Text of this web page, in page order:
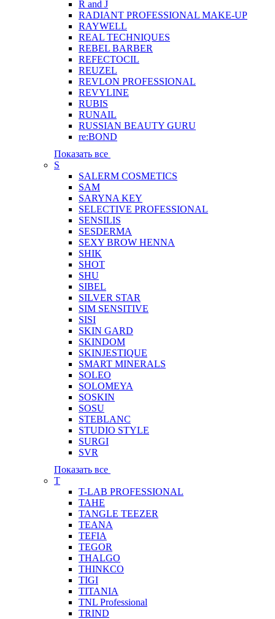
R and J
RADIANT PROFESSIONAL MAKE-UP
RAYWELL
REAL TECHNIQUES
REBEL BARBER
REFECTOCIL
REUZEL
REVLON PROFESSIONAL
REVYLINE
RUBIS
RUNAIL
RUSSIAN BEAUTY GURU
re:BOND
Показать все
S
SALERM COSMETICS
SAM
SARYNA KEY
SELECTIVE PROFESSIONAL
SENSILIS
SESDERMA
SEXY BROW HENNA
SHIK
SHOT
SHU
SIBEL
SILVER STAR
SIM SENSITIVE
SISI
SKIN GARD
SKINDOM
SKINJESTIQUE
SMART MINERALS
SOLEO
SOLOMEYA
SOSKIN
SOSU
STEBLANC
STUDIO STYLE
SURGI
SVR
Показать все
T
T-LAB PROFESSIONAL
TAHE
TANGLE TEEZER
TEANA
TEFIA
TEGOR
THALGO
THINKCO
TIGI
TITANIA
TNL Professional
TRIND